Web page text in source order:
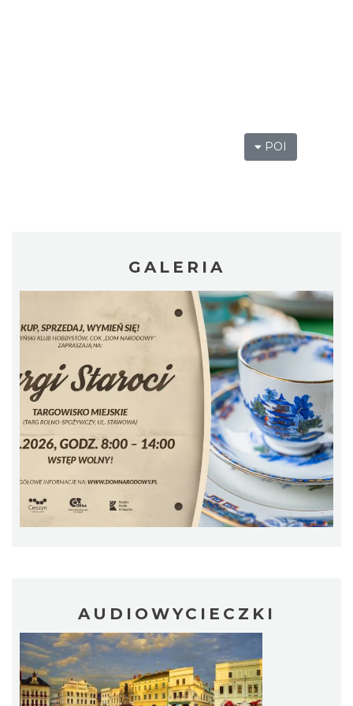
„Daniec kontra Kryszak”
Cieszyn
2026-11-08
0.71 km
2026-09-20
POI
GALERIA
AUDIOWYCIECZKI